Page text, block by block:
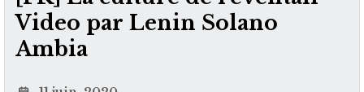
Video par Lenin Solano
Ambia